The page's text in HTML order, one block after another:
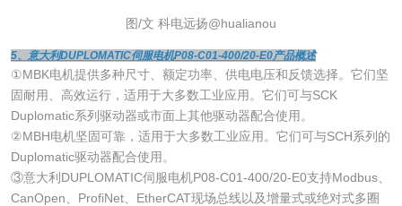
图/文 科电远扬@hualianou
5、意大利DUPLOMATIC伺服电机P08-C01-400/20-E0产品概述
①MBK电机提供多种尺寸、额定功率、供电电压和反馈选择。它们坚
固耐用、高效运行，适用于大多数工业应用。它们可与SCK
Duplomatic系列驱动器或市面上其他驱动器配合使用。
②MBH电机坚固可靠，适用于大多数工业应用。它们可与SCH系列的
Duplomatic驱动器配合使用。
③意大利DUPLOMATIC伺服电机P08-C01-400/20-E0支持Modbus、
CanOpen、ProfiNet、EtherCAT现场总线以及增量式或绝对式多圈